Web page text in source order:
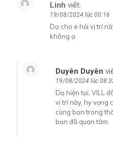
Linh viết:
19/08/2024 lúc 00:16
Dạ cho e hỏi vị trí
không ạ
Duyên Duyên
19/08/2024 lúc
Dạ hiện tại, VILL
vị trí này, hy vọng
cùng bạn trong
bạn đã quan tâm.